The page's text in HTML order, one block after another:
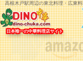
高根木戸駅周辺の東北料理・広東
日本唯一の中華料理店サイト